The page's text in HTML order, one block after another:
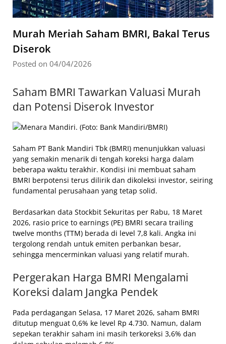
Murah Meriah Saham BMRI, Bakal Terus
Diserok
Posted on 04/04/2026
Saham BMRI Tawarkan Valuasi Murah
dan Potensi Diserok Investor
Saham PT Bank Mandiri Tbk (BMRI) menunjukkan valuasi
yang semakin menarik di tengah koreksi harga dalam
beberapa waktu terakhir. Kondisi ini membuat saham
BMRI berpotensi terus dilirik dan dikoleksi investor, seiring
fundamental perusahaan yang tetap solid.
Berdasarkan data Stockbit Sekuritas per Rabu, 18 Maret
2026, rasio price to earnings (PE) BMRI secara trailing
twelve months (TTM) berada di level 7,8 kali. Angka ini
tergolong rendah untuk emiten perbankan besar,
sehingga mencerminkan valuasi yang relatif murah.
Pergerakan Harga BMRI Mengalami
Koreksi dalam Jangka Pendek
Pada perdagangan Selasa, 17 Maret 2026, saham BMRI
ditutup menguat 0,6% ke level Rp 4.730. Namun, dalam
sepekan terakhir saham ini masih terkoreksi 3,6% dan